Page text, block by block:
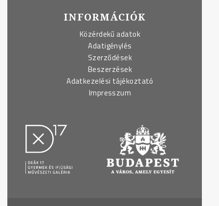
INFORMÁCIÓK
Közérdekű adatok
Adatigénylés
Szerződések
Beszerzések
Adatkezelési tájékoztató
Impresszum